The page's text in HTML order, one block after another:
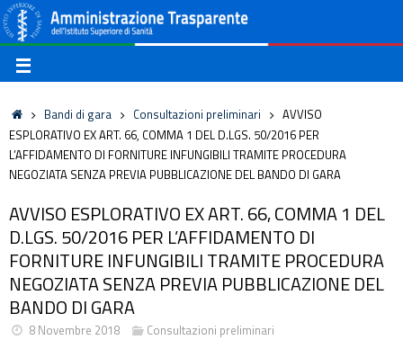
Bandi di gara Consultazioni preliminari
AVVISO
ESPLORATIVO EX ART. 66, COMMA 1 DEL D.LGS. 50/2016 PER
L’AFFIDAMENTO DI FORNITURE INFUNGIBILI TRAMITE PROCEDURA
NEGOZIATA SENZA PREVIA PUBBLICAZIONE DEL BANDO DI GARA
AVVISO ESPLORATIVO EX ART. 66, COMMA 1 DEL
D.LGS. 50/2016 PER L’AFFIDAMENTO DI
FORNITURE INFUNGIBILI TRAMITE PROCEDURA
NEGOZIATA SENZA PREVIA PUBBLICAZIONE DEL
BANDO DI GARA
8 Novembre 2018 Consultazioni preliminari